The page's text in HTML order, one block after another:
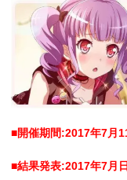
■開催期間:2017年7月
■結果発表:2017年7月